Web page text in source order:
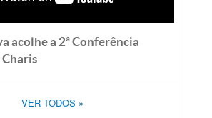
acolhe a 2ª Conferência
VER TODOS »